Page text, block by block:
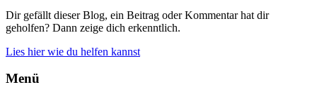
Dir gefällt dieser Blog, ein Beitrag oder Kommentar hat dir
geholfen? Dann zeige dich erkenntlich.
Lies hier wie du helfen kannst
Menü